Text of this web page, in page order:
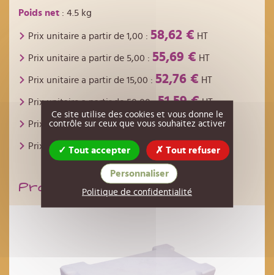
Poids net : 4.5 kg
Prix unitaire a partir de 1,00 : 58,62 € HT
Prix unitaire a partir de 5,00 : 55,69 € HT
Prix unitaire a partir de 15,00 : 52,76 € HT
Prix unitaire a partir de50,00:51,59 €HT
Prix unitaire a partir de100,00:49,83 €HT
Prix unitaire a partir de 200,00 :48,07 €
Produits de la même famille
Ce site utilise des cookies et vous donne le
contrôle sur ceux que vous souhaitez activer
Tout accepter Tout refuser
Personnaliser
Politique de confidentialité